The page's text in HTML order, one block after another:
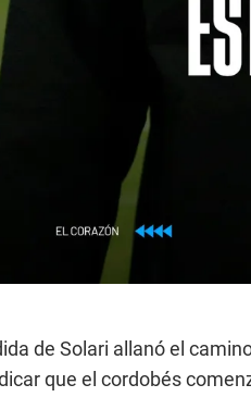
de Solari allanó el
que el cordobés